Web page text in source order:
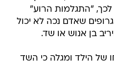
"התגלמות הרוע"
שאדם נכה לא יכול
בן אנוש או שד.
של הילד ומגלה כי השד